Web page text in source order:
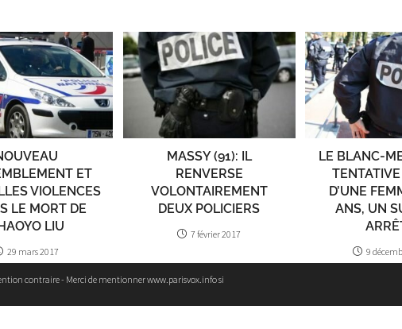
ET
VIOLENCES
LE MORT DE
LIU
29 mars 2017
MASSY (91): IL
RENVERSE
VOLONTAIREMENT
DEUX POLICIERS
7 février 2017
LE BLANC-
D’UNE
ANS, UN
9
contraire - Merci de mentionner www.parisvox.info si